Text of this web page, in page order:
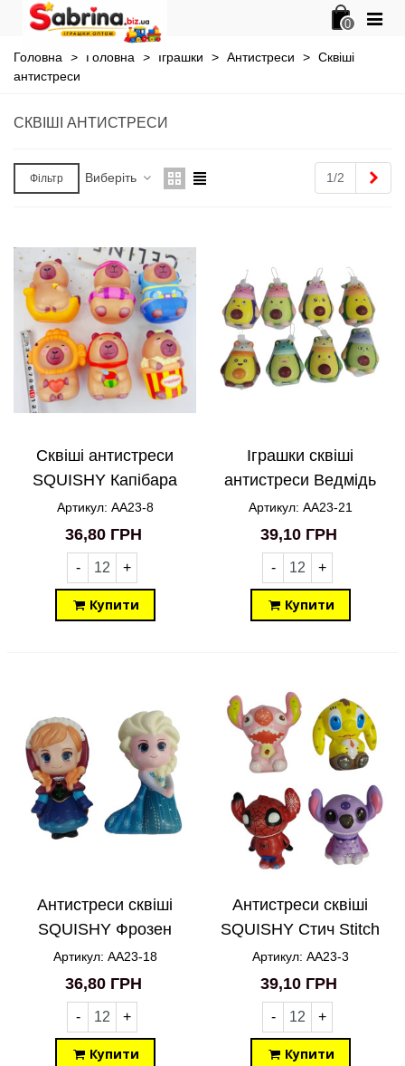
0
Головна > Головна > Іграшки > Антистреси > Сквіші
антистреси
СКВІШІ АНТИСТРЕСИ
Фільтр Виберіть 1/2
Сквіші антистреси
SQUISHY Капібара
AA23-8
Артикул: AA23-8
36,80 ГРН
- +
Купити
Іграшки сквіші
антистреси Ведмідь
авокадо в шапочці
AA23-21
Артикул: AA23-21
39,10 ГРН
- +
Купити
Антистреси сквіші
SQUISHY Фрозен
Ельза та Анна AA23-
18
Артикул: AA23-18
36,80 ГРН
- +
Купити
Антистреси сквіші
SQUISHY Стич Stitch
AA23-3
Артикул: AA23-3
39,10 ГРН
- +
Купити